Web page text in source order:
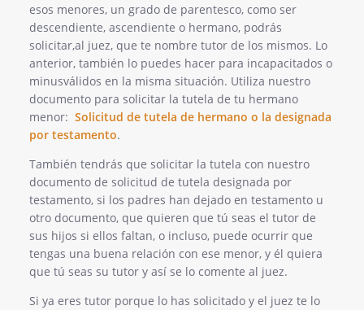
esos menores, un grado de parentesco, como ser
descendiente, ascendiente o hermano, podrás
solicitar,al juez, que te nombre tutor de los mismos. Lo
anterior, también lo puedes hacer para incapacitados o
minusválidos en la misma situación. Utiliza nuestro
documento para solicitar la tutela de tu hermano
menor: Solicitud de tutela de hermano o la designada
por testamento.
También tendrás que solicitar la tutela con nuestro
documento de solicitud de tutela designada por
testamento, si los padres han dejado en testamento u
otro documento, que quieren que tú seas el tutor de
sus hijos si ellos faltan, o incluso, puede ocurrir que
tengas una buena relación con ese menor, y él quiera
que tú seas su tutor y así se lo comente al juez.
Si ya eres tutor porque lo has solicitado y el juez te lo